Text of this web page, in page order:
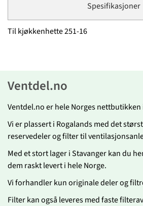
Spesifikasjoner
Til kjøkkenhette 251-16
Ventdel.no
Ventdel.no er hele Norges
Vi er plassert i Rogalands med det
reservedeler og filter til
Med et stort lager i Stavanger kan du
dem raskt levert i hele Norge.
Vi forhandler kun originale deler og
Filter kan også leveres med faste